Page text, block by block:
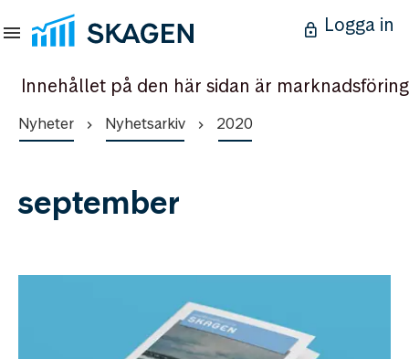
Logga in
Innehållet på den här sidan är marknadsföring
Nyheter Nyhetsarkiv 2020
september